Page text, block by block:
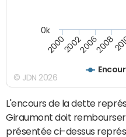
2000200220062008
0k
© JDN 2026
L'encours de la dette
Giraumont doit
présentée ci-dessus